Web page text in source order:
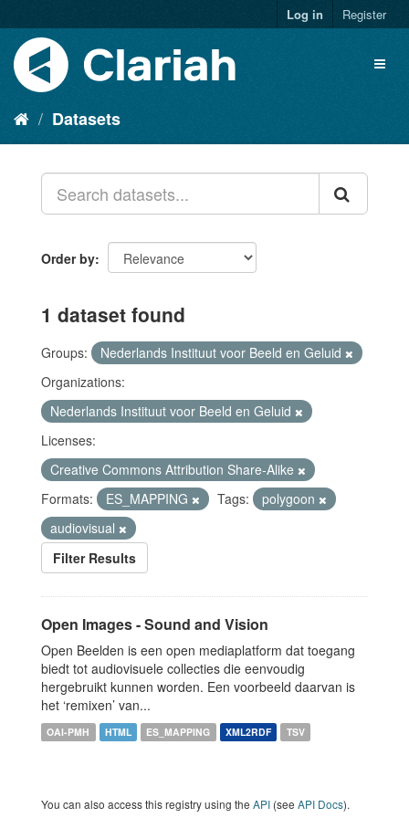
Log in Register
Datasets
Order by
1 dataset found
Groups:
Nederlands Instituut voor Beeld en Geluid
Organizations:
Nederlands Instituut voor Beeld en Geluid
Licenses:
Creative Commons Attribution Share-Alike
Formats:
ES_MAPPING Tags:
polygoon
audiovisual
Filter Results
Open Images - Sound and Vision
Open Beelden is een open mediaplatform dat toegang
biedt tot audiovisuele collecties die eenvoudig
hergebruikt kunnen worden. Een voorbeeld daarvan is
het ‘remixen’ van...
OAI-PMH HTML ES_MAPPING XML2RDF TSV
You can also access this registry using the API (see API Docs).